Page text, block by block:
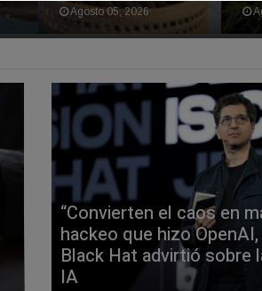
Agosto 05, 2026
“Convierten el caos en
hackeo que hizo
Black Hat advirtió sobre
IA